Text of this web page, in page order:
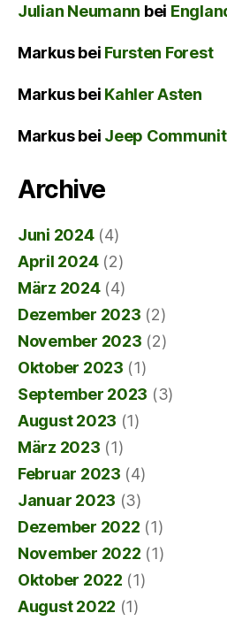
Julian Neumann bei
Markusbei Fursten Forest
Markusbei Kahler Asten
Markusbei Jeep
Archive
Juni 2024(4)
April 2024(2)
März 2024(4)
Dezember 2023 (2)
November 2023 (2)
Oktober 2023 (1)
September 2023 (3)
August 2023 (1)
März 2023 (1)
Februar 2023 (4)
Januar 2023 (3)
Dezember 2022 (1)
November 2022 (1)
Oktober 2022 (1)
August 2022 (1)